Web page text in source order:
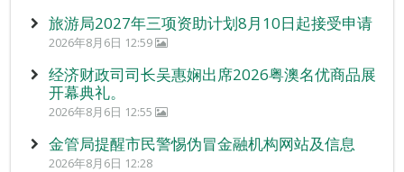
旅游局2027年三项资助计划8月10日起接受申请
2026年8月6日 12:59
经济财政司司长吴惠娴出席2026粤澳名优商品展
开幕典礼。
2026年8月6日 12:55
金管局提醒市民警惕伪冒金融机构网站及信息
2026年8月6日 12:28